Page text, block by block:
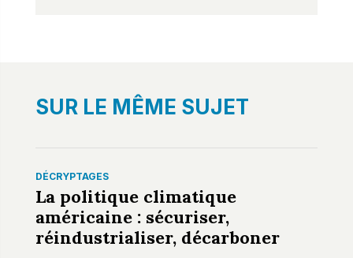
SUR LE MÊME SUJET
DÉCRYPTAGES
La politique climatique
américaine : sécuriser,
réindustrialiser, décarboner